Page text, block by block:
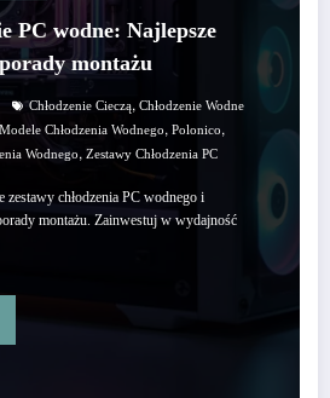
PC wodne: Najlepsze
montażu
Chłodzenie Cieczą, Chłodzenie Wodne
Modele Chłodzenia Wodnego, Polonico,
Wodnego, Zestawy Chłodzenia PC
zestawy chłodzenia PC wodnego i
montażu. Zainwestuj w wydajność